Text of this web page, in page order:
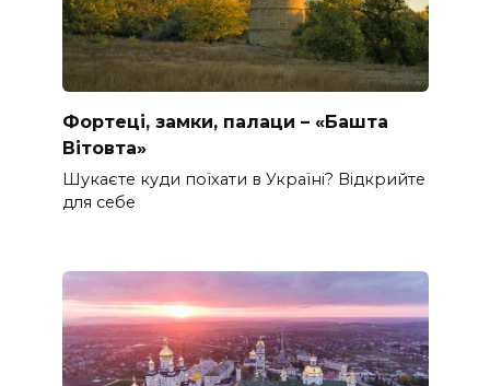
Фортеці, замки, палаци – «Башта
Вітовта»
Шукаєте куди поїхати в Україні? Відкрийте
для себе